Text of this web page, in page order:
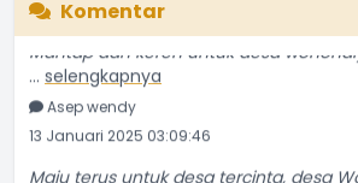
Komentar
Mantap dan keren untuk desa
...selengkapnya
Asep wendy
13 Januari 2025 03:09:46
...selengkapnya